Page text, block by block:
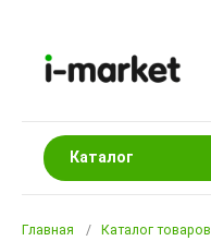
Каталог
Главная Каталог товаров